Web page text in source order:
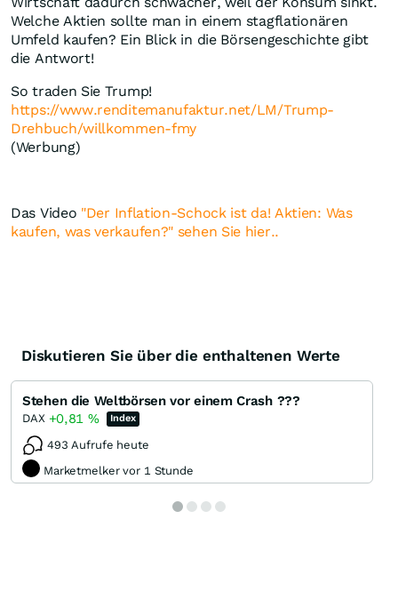
Welche Aktien sollte man in einem stagflationären
Umfeld kaufen? Ein Blick in die Börsengeschichte gibt
die Antwort!
So traden Sie Trump!
https://www.renditemanufaktur.net/LM/Trump-
Drehbuch/willkommen-fmy
(Werbung)
Das Video "Der Inflation-Schock ist da! Aktien: Was
kaufen, was verkaufen?" sehen Sie hier..
Diskutieren Sie über die enthaltenen Werte
Stehen die Weltbörsen vor einem Crash ???
DAX +0,81 % Index
493 Aufrufe heute
Marketmelker vor 1 Stunde